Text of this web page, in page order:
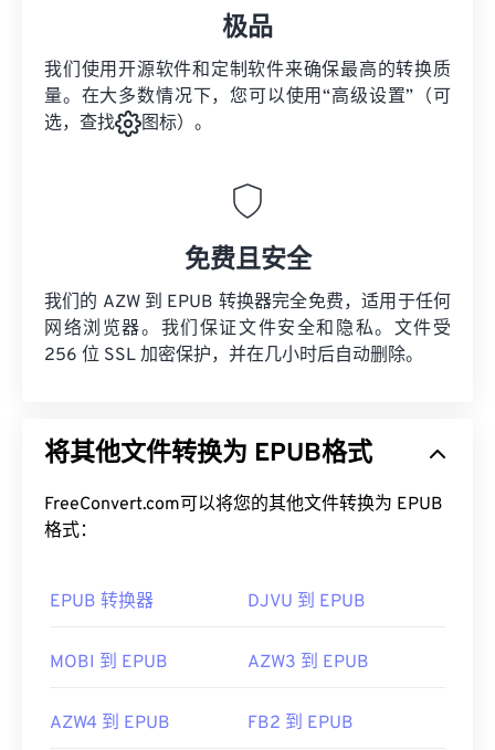
极品
我们使用开源软件和定制软件来确保最高的转换质
量。在大多数情况下，您可以使用“高级设置”（可
选，查找
图标）。
免费且安全
我们的 AZW 到 EPUB 转换器完全免费，适用于任何
网络浏览器。我们保证文件安全和隐私。文件受
256 位 SSL 加密保护，并在几小时后自动删除。
将其他文件转换为 EPUB格式
FreeConvert.com可以将您的其他文件转换为 EPUB
格式：
EPUB 转换器 DJVU 到 EPUB
MOBI 到 EPUB AZW3 到 EPUB
AZW4 到 EPUB FB2 到 EPUB